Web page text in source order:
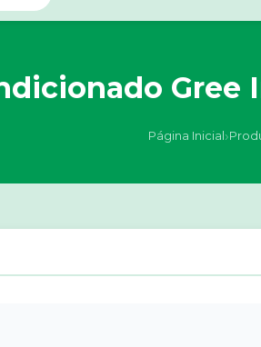
Gree
Página Inicial›